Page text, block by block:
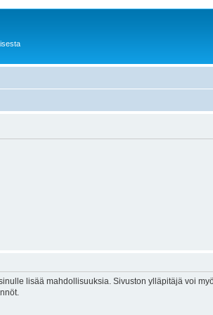
lisää mahdollisuuksia. Sivuston ylläpitäjä voi